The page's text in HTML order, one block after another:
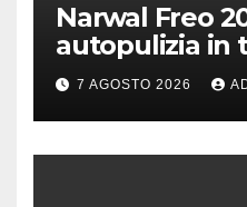
Narwal Freo
autopulizia in
speciale
7 AGOSTO 2026